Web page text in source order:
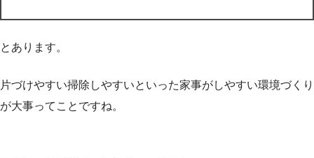
とあります。
片づけやすい掃除しやすいといった家事がしやすい環境づくり
が大事ってことですね。